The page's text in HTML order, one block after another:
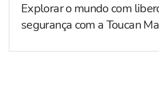
Explorar o mundo com
segurança com a Toucan